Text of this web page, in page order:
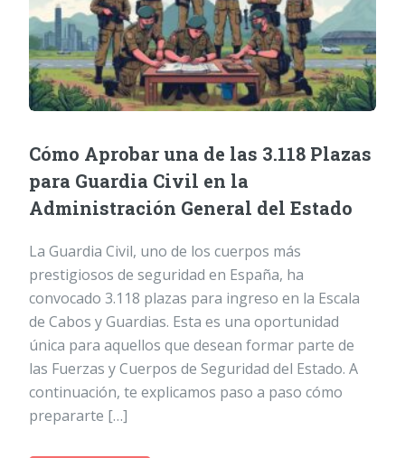
Cómo Aprobar una de las 3.118 Plazas
para Guardia Civil en la
Administración General del Estado
La Guardia Civil, uno de los cuerpos más
prestigiosos de seguridad en España, ha
convocado 3.118 plazas para ingreso en la Escala
de Cabos y Guardias. Esta es una oportunidad
única para aquellos que desean formar parte de
las Fuerzas y Cuerpos de Seguridad del Estado. A
continuación, te explicamos paso a paso cómo
prepararte […]